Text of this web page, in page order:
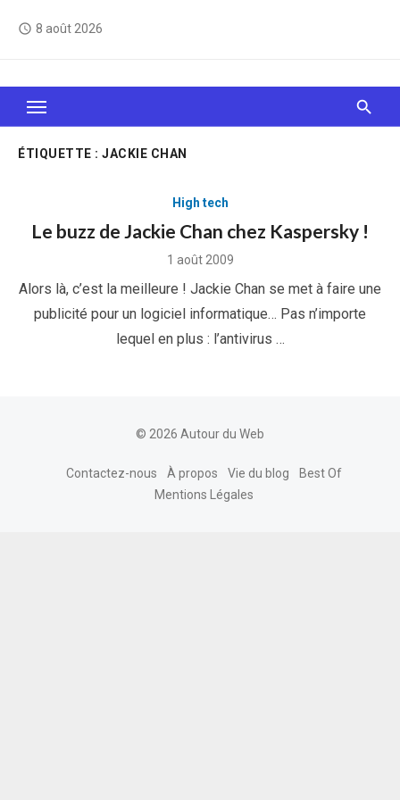
access_time 8 août 2026
Le Web, c'est comme une boîte de chocolats… On
sait jamais sur quoi on va tomber !
ÉTIQUETTE : JACKIE CHAN
High tech
Le buzz de Jackie Chan chez Kaspersky !
Posted
1 août 2009
Alors là, c’est la meilleure ! Jackie Chan se met à faire une
publicité pour un logiciel informatique… Pas n’importe
lequel en plus : l’antivirus …
© 2026 Autour du Web
Contactez-nous À propos Vie du blog
Best Of
Mentions Légales